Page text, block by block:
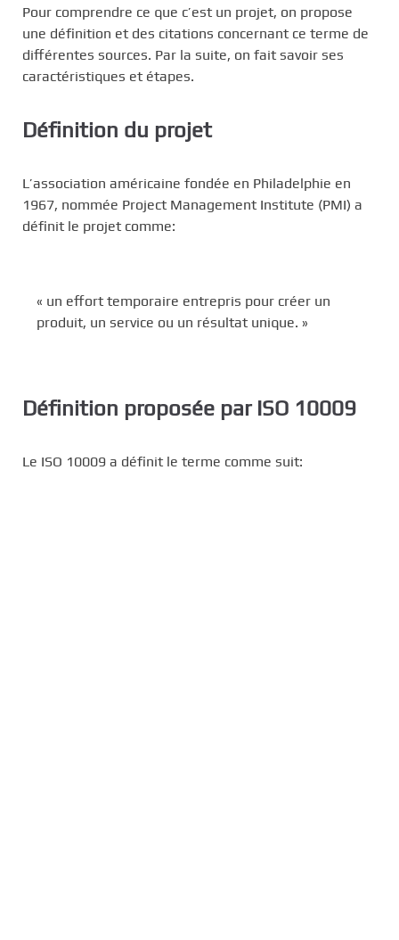
Pour comprendre ce que c’est un projet, on propose
une définition et des citations concernant ce terme de
différentes sources. Par la suite, on fait savoir ses
caractéristiques et étapes.
Définition du projet
L’association américaine fondée en Philadelphie en
1967, nommée Project Management Institute (PMI) a
définit le projet comme:
« un effort temporaire entrepris pour créer un
produit, un service ou un résultat unique. »
Définition proposée par ISO 10009
Le ISO 10009 a définit le terme comme suit: